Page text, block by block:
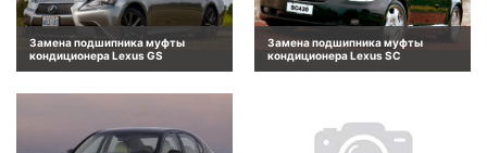
Замена подшипника муфты
кондиционера Lexus GS
Замена подшипника муфты
кондиционера Lexus SC